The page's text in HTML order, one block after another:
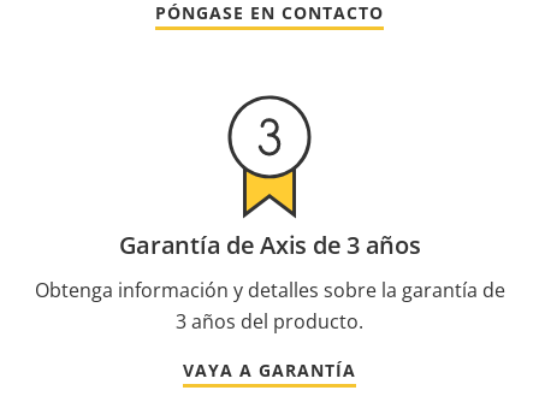
PÓNGASE EN CONTACTO
Garantía de Axis de 3 años
Obtenga información y detalles sobre la garantía de
3 años del producto.
VAYA A GARANTÍA